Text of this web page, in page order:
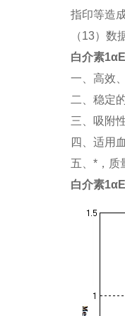
指印等造
（13）
白介素
一、高效
二、稳定
三、吸附
四、适用
五、*，质
白介素